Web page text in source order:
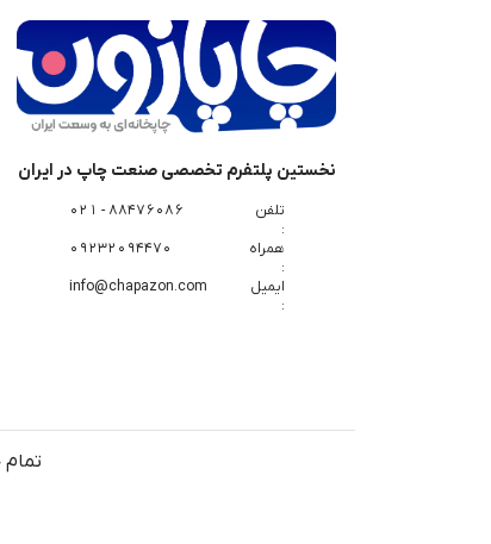
نخستین پلتفرم تخصصی صنعت چاپ در ایران
تلفن
:
88476086 - 021
همراه
:
09232094470
ایمیل
:
info@chapazon.com